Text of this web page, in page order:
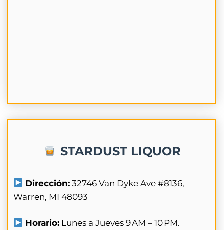
STARDUST LIQUOR
Dirección: 32746 Van Dyke Ave #8136,
Warren, MI 48093
Horario: Lunes a Jueves 9 AM – 10 PM.